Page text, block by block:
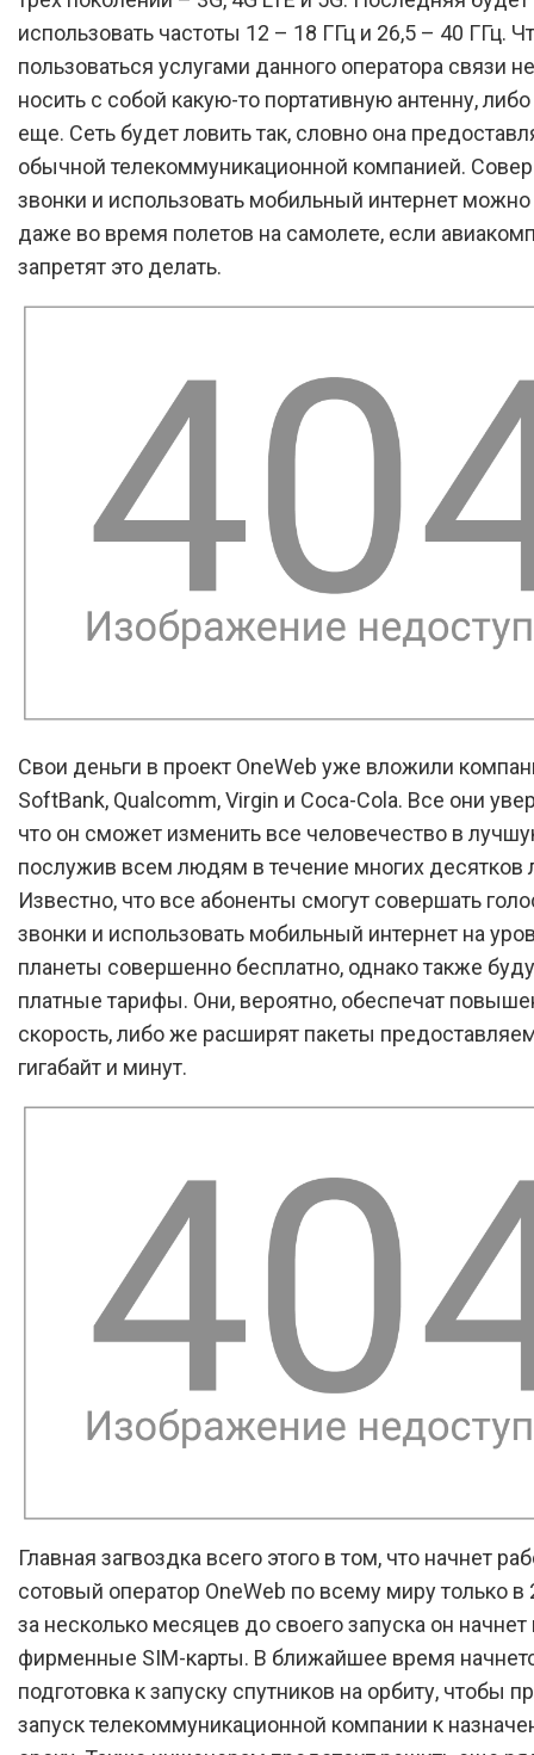
использовать частоты 12 – 18 ГГц и 26,5 – 40 ГГц.
пользоваться услугами данного оператора связи
носить с собой какую-то портативную антенну,
еще. Сеть будет ловить так, словно она
обычной телекоммуникационной компанией.
звонки и использовать мобильный интернет
даже во время полетов на самолете, если
запретят это делать.
Свои деньги в проект OneWeb уже вложили
SoftBank, Qualcomm, Virgin и Coca-Cola. Все они
что он сможет изменить все человечество в
послужив всем людям в течение многих десятков
Известно, что все абоненты смогут совершать
звонки и использовать мобильный интернет на
планеты совершенно бесплатно, однако также
платные тарифы. Они, вероятно, обеспечат
скорость, либо же расширят пакеты
гигабайт и минут.
Главная загвоздка всего этого в том, что начнет
сотовый оператор OneWeb по всему миру только в
за несколько месяцев до своего запуска он начнет
фирменные SIM-карты. В ближайшее время
подготовка к запуску спутников на орбиту, чтобы
запуск телекоммуникационной компании к